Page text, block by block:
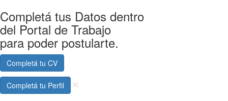
Completá tus Datos dentro
del Portal de Trabajo
para poder postularte.
Completá tu CV
Completá tu Perfil